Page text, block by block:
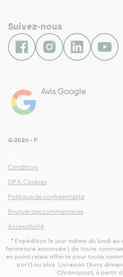
Suivez-nous
Avis Google
Conditions Générales de Ventes
DP.5. Cookies
Politique de confidentialité
Envoyer des commentaires
Accessibilité
© 2026 - Pour Les Gourmets
* Expédition le jour même du lundi
fermeture annoncée) de toute
en point relais offerte pour toute
port) ou plus. Livraison (hors
Chronopost, à partir
Le saviez-
Chaque semaine, nous vous
maintenant pour n’en